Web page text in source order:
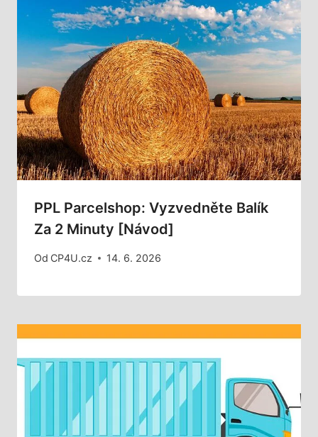
PPL Parcelshop: Vyzvedněte Balík
Za 2 Minuty [Návod]
Od CP4U.cz 14. 6. 2026